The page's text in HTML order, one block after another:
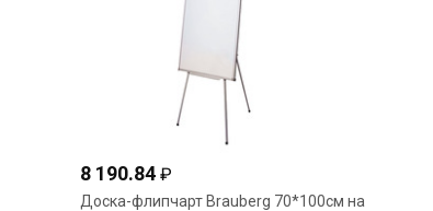
8 190.84 ₽
Доска-флипчарт Brauberg 70*100см на